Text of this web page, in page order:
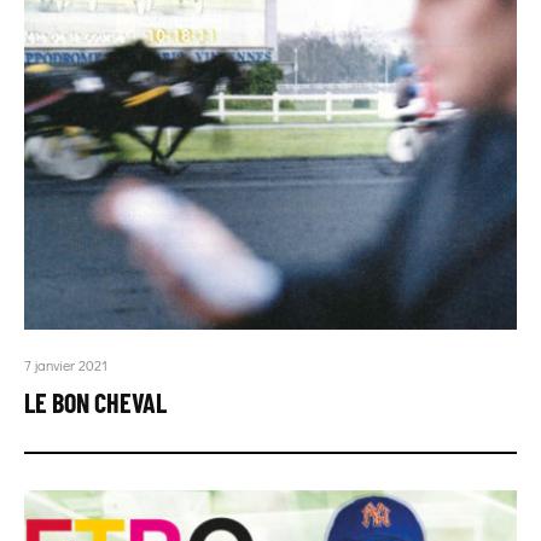
7 janvier 2021
LE BON CHEVAL